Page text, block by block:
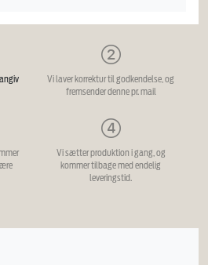
Vi laver korrektur til godkendelse, og
fremsender denne pr. mail
Vi sætter produktion i gang, og
kommer tilbage med endelig
leveringstid.